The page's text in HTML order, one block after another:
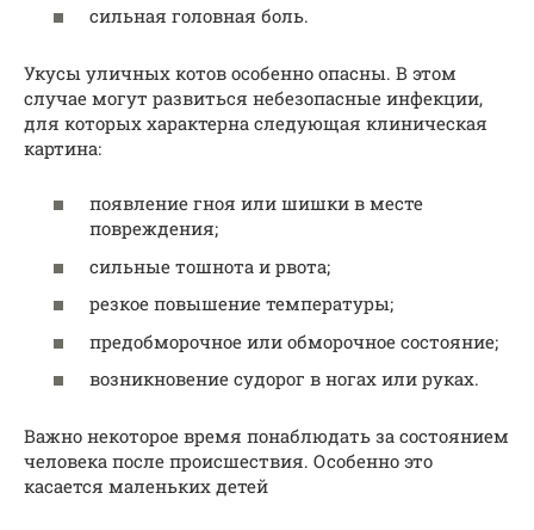
сильная головная боль.
Укусы уличных котов особенно опасны. В этом
случае могут развиться небезопасные инфекции,
для которых характерна следующая клиническая
картина:
появление гноя или шишки в месте
повреждения;
сильные тошнота и рвота;
резкое повышение температуры;
предобморочное или обморочное состояние;
возникновение судорог в ногах или руках.
Важно некоторое время понаблюдать за состоянием
человека после происшествия. Особенно это
касается маленьких детей